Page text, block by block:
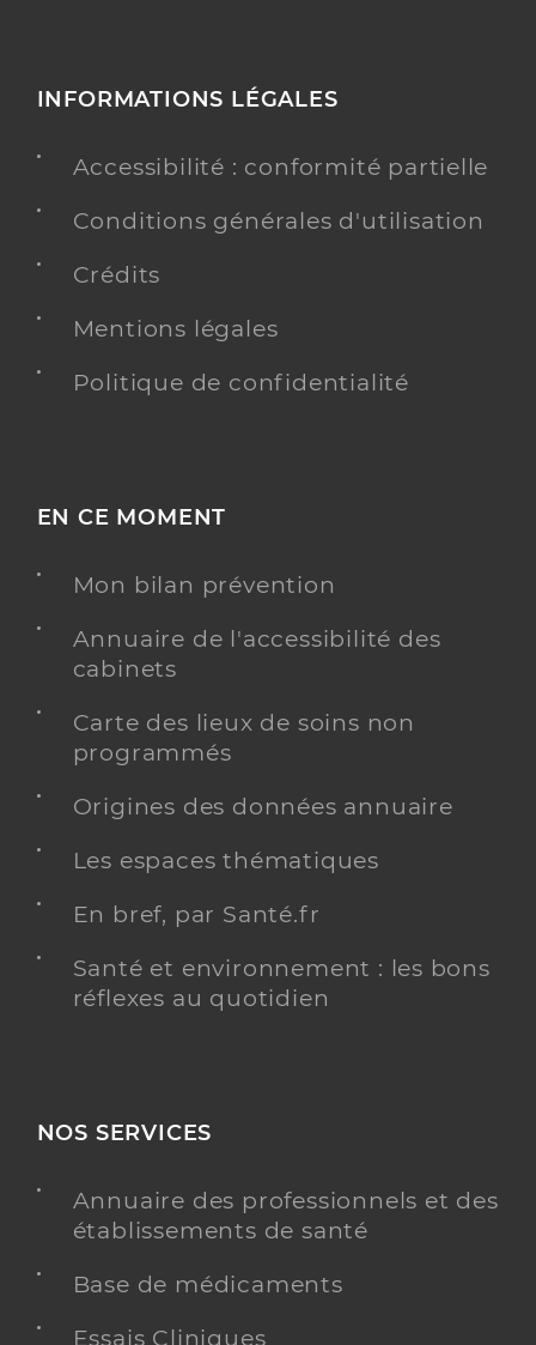
INFORMATIONS LÉGALES
Accessibilité : conformité partielle
Conditions générales d'utilisation
Crédits
Mentions légales
Politique de confidentialité
EN CE MOMENT
Mon bilan prévention
Annuaire de l'accessibilité des
cabinets
Carte des lieux de soins non
programmés
Origines des données annuaire
Les espaces thématiques
En bref, par Santé.fr
Santé et environnement : les bons
réflexes au quotidien
NOS SERVICES
Annuaire des professionnels et des
établissements de santé
Base de médicaments
Essais Cliniques